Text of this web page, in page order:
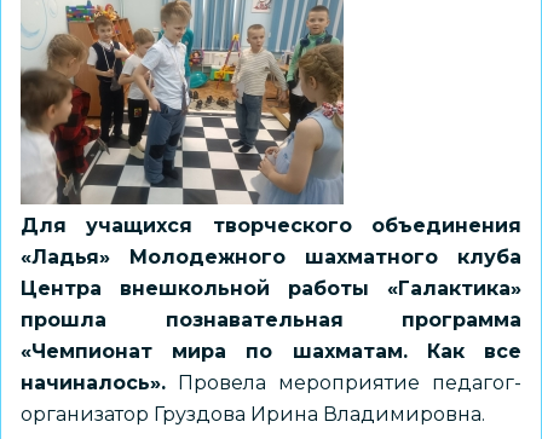
Для учащихся творческого объединения
«Ладья» Молодежного шахматного клуба
Центра внешкольной работы «Галактика»
прошла познавательная программа
«Чемпионат мира по шахматам. Как все
начиналось». Провела мероприятие педагог-
организатор Груздова Ирина Владимировна.